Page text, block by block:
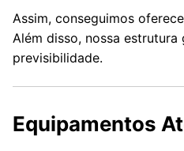
Assim, conseguimos
Além disso, nossa
previsibilidade.
Equipamentos